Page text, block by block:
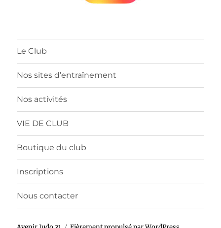
Le Club
Nos sites d’entraînement
Nos activités
VIE DE CLUB
Boutique du club
Inscriptions
Nous contacter